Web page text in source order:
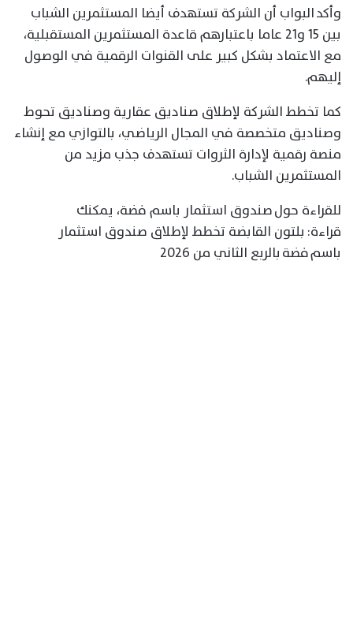
وأكد البواب أن الشركة تستهدف أيضا المستثمرين الشباب
بين 15 و21 عاما باعتبارهم قاعدة المستثمرين المستقبلية،
مع الاعتماد بشكل كبير على القنوات الرقمية في الوصول
إليهم.
كما تخطط الشركة لإطلاق صناديق عقارية وصناديق تحوط
وصناديق متخصصة في المجال الرياضي، بالتوازي مع إنشاء
منصة رقمية لإدارة الثروات تستهدف جذب مزيد من
المستثمرين الشباب.
للقراءة حول صندوق استثمار باسم فضة، يمكنك
قراءة: بلتون القابضة تخطط لإطلاق صندوق استثمار
باسم فضة بالربع الثاني من 2026